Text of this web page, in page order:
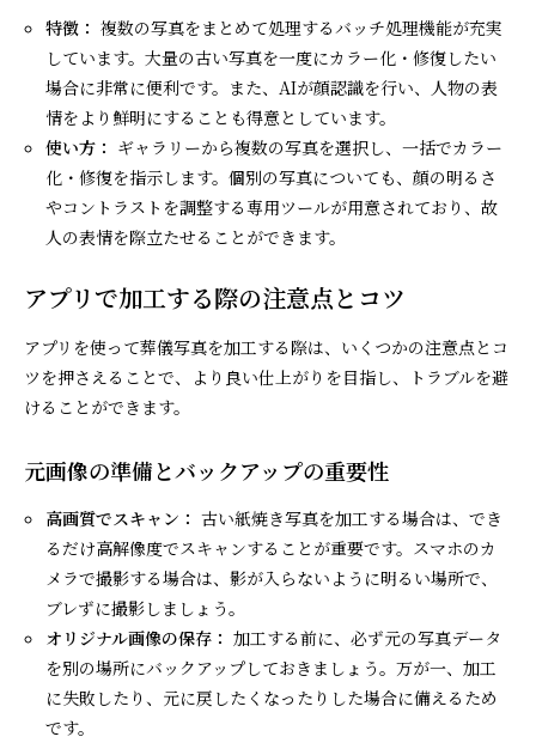
特徴： 複数の写真をまとめて処理するバッチ処理機能が充実
しています。大量の古い写真を一度にカラー化・修復したい
場合に非常に便利です。また、AIが顔認識を行い、人物の表
情をより鮮明にすることも得意としています。
使い方： ギャラリーから複数の写真を選択し、一括でカラー
化・修復を指示します。個別の写真についても、顔の明るさ
やコントラストを調整する専用ツールが用意されており、故
人の表情を際立たせることができます。
アプリで加工する際の注意点とコツ
アプリを使って葬儀写真を加工する際は、いくつかの注意点とコ
ツを押さえることで、より良い仕上がりを目指し、トラブルを避
けることができます。
元画像の準備とバックアップの重要性
高画質でスキャン： 古い紙焼き写真を加工する場合は、でき
るだけ高解像度でスキャンすることが重要です。スマホのカ
メラで撮影する場合は、影が入らないように明るい場所で、
ブレずに撮影しましょう。
オリジナル画像の保存： 加工する前に、必ず元の写真データ
を別の場所にバックアップしておきましょう。万が一、加工
に失敗したり、元に戻したくなったりした場合に備えるため
です。